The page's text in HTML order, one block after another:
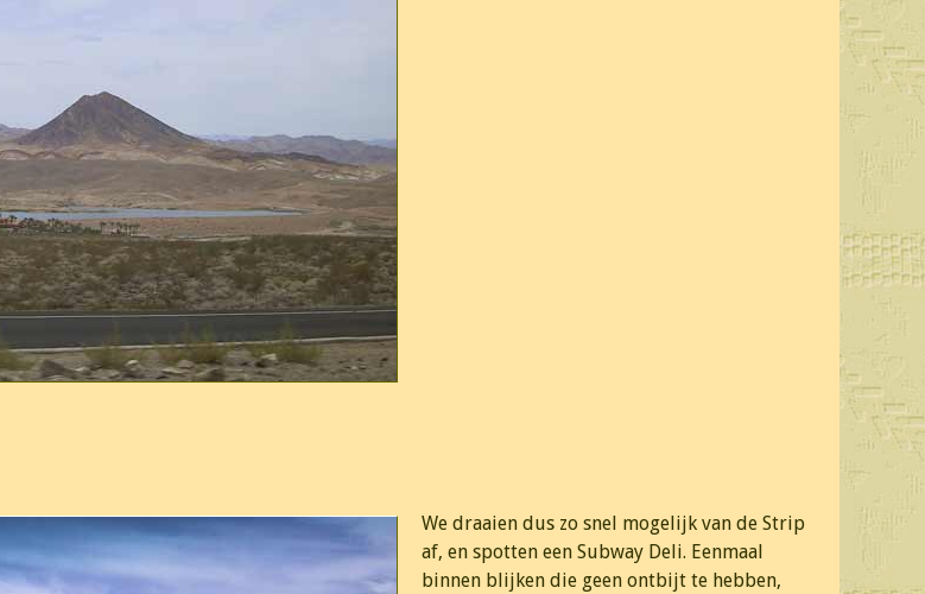
We draaien dus zo snel mogelijk van de Strip
af, en spotten een Subway Deli. Eenmaal
binnen blijken die geen ontbijt te hebben,